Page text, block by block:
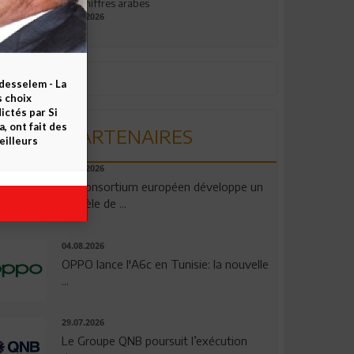
aux chiffres arabes
09.07.2026
PARTENAIRES
06.08.2026
Un consortium européen développe un
modèle de ...
04.08.2026
OPPO lance l'A6c en Tunisie: la nouvelle
29.07.2026
Le Groupe QNB poursuit l’exécution
- La
choix
par Si
ont fait des